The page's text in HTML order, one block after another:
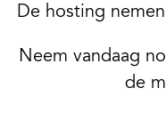
De hosting
Neem vandaag
de